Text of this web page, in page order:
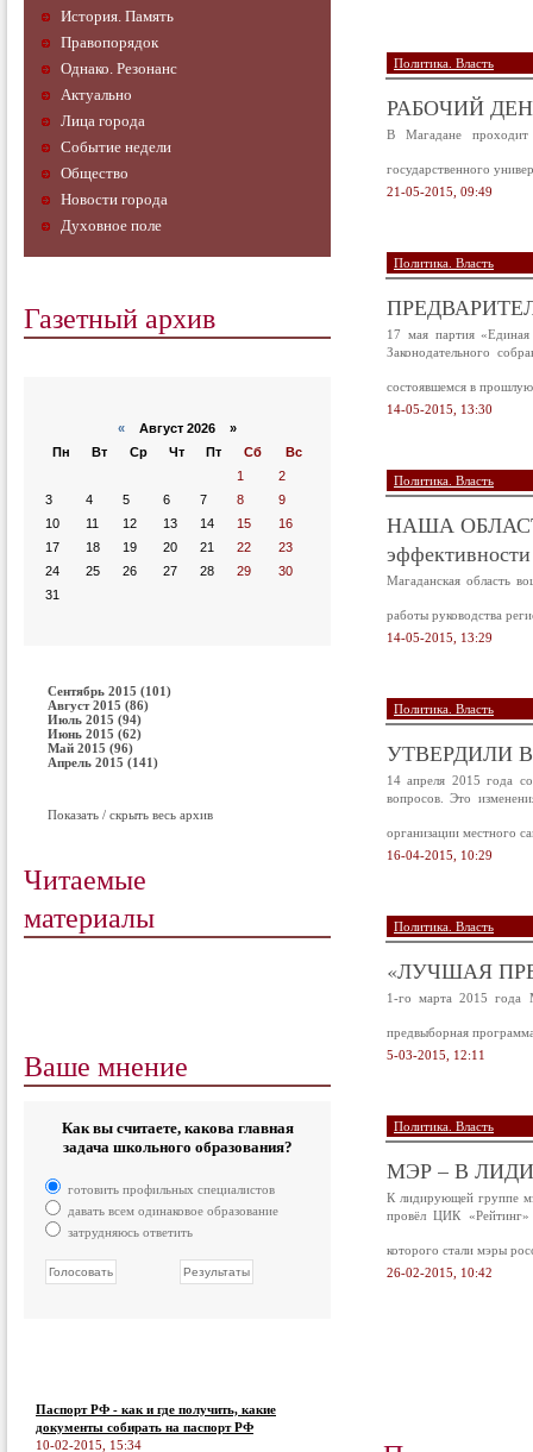
История. Память
Правопорядок
Однако. Резонанс
Актуально
Лица города
Событие недели
Общество
Новости города
Духовное поле
Газетный архив
« Август 2026 »
Пн
Вт Ср Чт Пт Сб
Вс
1
2
3
4 5 6 7 8
9
10
11 12 13 14 15
16
17
18 19 20 21 22
23
24
25 26 27 28 29
30
31
Сентябрь 2015 (101)
Август 2015 (86)
Июль 2015 (94)
Июнь 2015 (62)
Май 2015 (96)
Апрель 2015 (141)
Показать / скрыть весь архив
Читаемые
материалы
Ваше мнение
Как вы считаете, какова главная
задача школьного образования?
готовить профильных специалистов
давать всем одинаковое образование
затрудняюсь ответить
Паспорт РФ - как и где получить, какие
документы собирать на паспорт РФ
10-02-2015, 15:34
Политика. Власть
РАБОЧИЙ
В Магадане
государственного
21-05-2015, 09:49
Политика. Власть
17 мая партия «Единая
Законодательного
состоявшемся в
14-05-2015, 13:30
Политика. Власть
НАША
Магаданская область
работы руководства
14-05-2015, 13:29
Политика. Власть
УТВЕРДИЛИ
14 апреля 2015 года
вопросов. Это
организации местного
16-04-2015, 10:29
Политика. Власть
«ЛУЧШАЯ
1-го марта 2015 года
предвыборная
5-03-2015, 12:11
Политика. Власть
МЭР – В
К лидирующей группе
провёл ЦИК «Рейтинг»
которого стали мэры
26-02-2015, 10:42